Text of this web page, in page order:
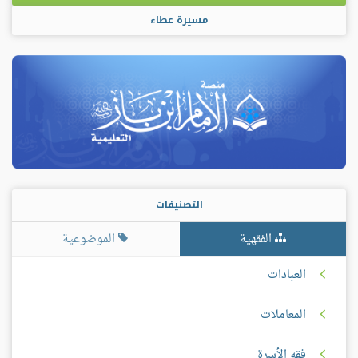
مسيرة عطاء
التصنيفات
الفقهية
الموضوعية
العبادات
المعاملات